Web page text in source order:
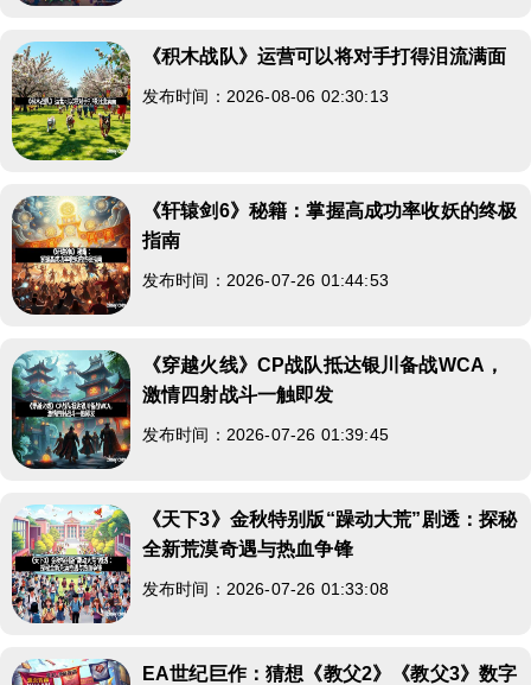
《积木战队》运营可以将对手打得泪流满面
发布时间：2026-08-06 02:30:13
《轩辕剑6》秘籍：掌握高成功率收妖的终极
指南
发布时间：2026-07-26 01:44:53
《穿越火线》CP战队抵达银川备战WCA，
激情四射战斗一触即发
发布时间：2026-07-26 01:39:45
《天下3》金秋特别版“躁动大荒”剧透：探秘
全新荒漠奇遇与热血争锋
发布时间：2026-07-26 01:33:08
EA世纪巨作：猜想《教父2》《教父3》数字